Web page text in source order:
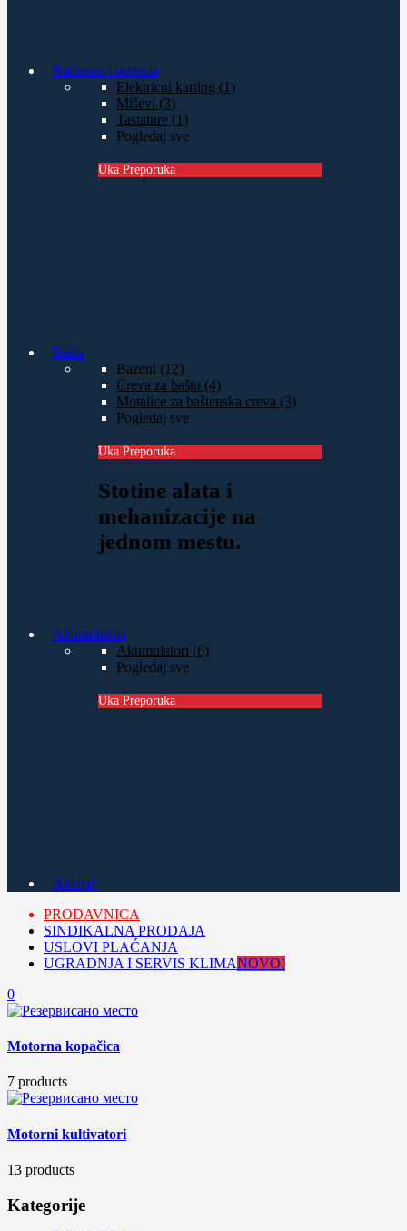
Računari i oprema
Elektricni karting (1)
Miševi (3)
Tastature (1)
Pogledaj sve
Uka Preporuka
Bašta
Bazeni (12)
Creva za baštu (4)
Motalice za baštenska creva (3)
Pogledaj sve
Uka Preporuka
Stotine alata i
mehanizacije na
jednom mestu.
Akumulatori
Akumulatori (6)
Pogledaj sve
Uka Preporuka
Akcija!
PRODAVNICA
SINDIKALNA PRODAJA
USLOVI PLAĆANJA
UGRADNJA I SERVIS KLIMANOVO!
0
Motorna kopačica
7 products
Motorni kultivatori
13 products
Kategorije